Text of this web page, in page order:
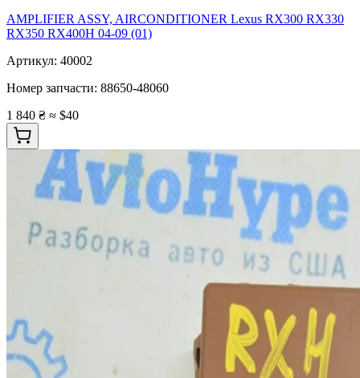
AMPLIFIER ASSY, AIRCONDITIONER Lexus RX300 RX330
RX350 RX400H 04-09 (01)
Артикул: 40002
Номер запчасти: 88650-48060
1 840 ₴ ≈ $40